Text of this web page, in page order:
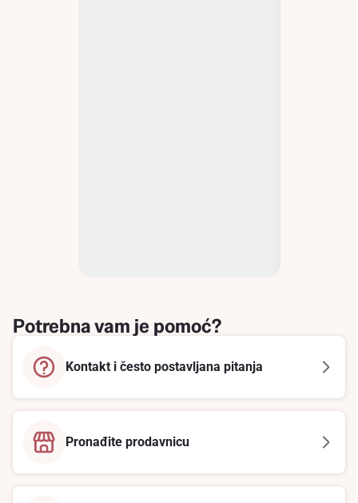
Potrebna vam je pomoć?
Kontakt i često postavljana pitanja
Pronađite prodavnicu